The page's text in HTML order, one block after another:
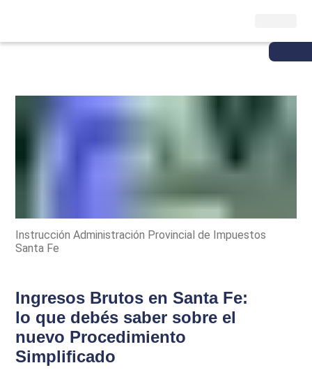
Instrucción Administración Provincial de Impuestos
Santa Fe
Ingresos Brutos en Santa Fe:
lo que debés saber sobre el
nuevo Procedimiento
Simplificado